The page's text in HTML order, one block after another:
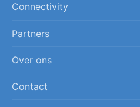
Connectivity
Partners
Over ons
Contact